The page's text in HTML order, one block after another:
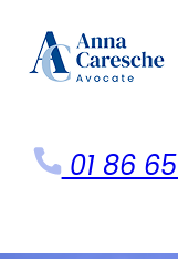
01 86